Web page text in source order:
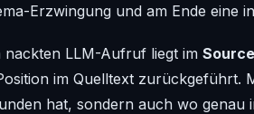
Erzwingung und am Ende eine
nackten LLM-Aufruf liegt im
im Quelltext zurückgeführt.
hat, sondern auch wo genau